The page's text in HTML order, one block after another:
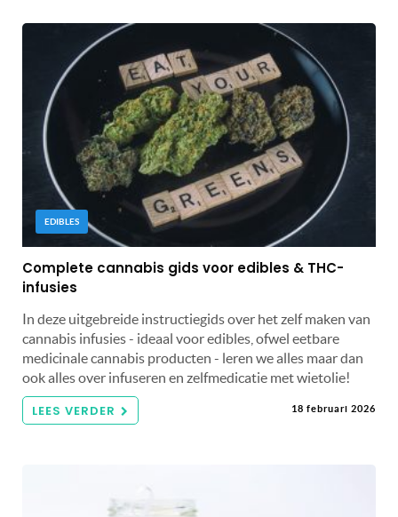
EDIBLES
Complete cannabis gids voor edibles & THC-
infusies
In deze uitgebreide instructiegids over het zelf maken van
cannabis infusies - ideaal voor edibles, ofwel eetbare
medicinale cannabis producten - leren we alles maar dan
ook alles over infuseren en zelfmedicatie met wietolie!
LEES VERDER 18 februari 2026